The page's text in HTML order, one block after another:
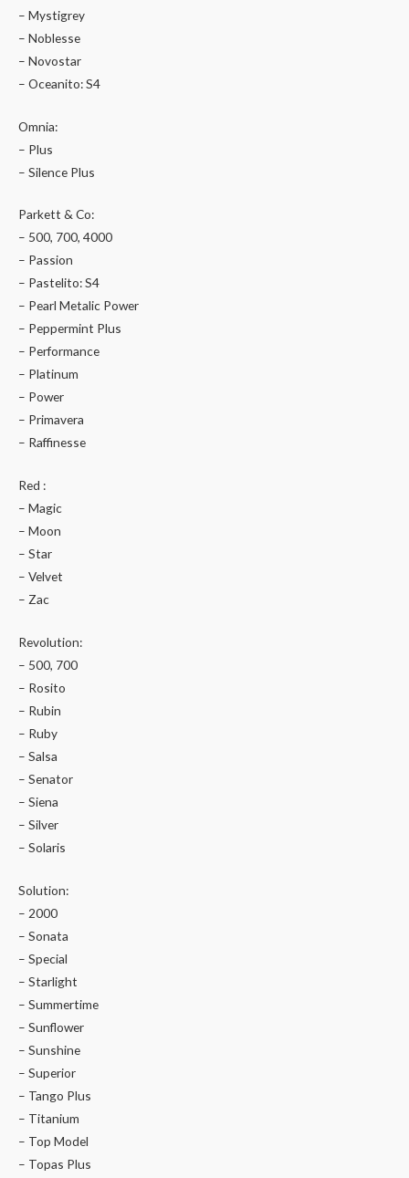
– Mystigrey
– Noblesse
– Novostar
– Oceanito: S4
Omnia:
– Plus
– Silence Plus
Parkett & Co:
– 500, 700, 4000
– Passion
– Pastelito: S4
– Pearl Metalic Power
– Peppermint Plus
– Performance
– Platinum
– Power
– Primavera
– Raffinesse
Red :
– Magic
– Moon
– Star
– Velvet
– Zac
Revolution:
– 500, 700
– Rosito
– Rubin
– Ruby
– Salsa
– Senator
– Siena
– Silver
– Solaris
Solution:
– 2000
– Sonata
– Special
– Starlight
– Summertime
– Sunflower
– Sunshine
– Superior
– Tango Plus
– Titanium
– Top Model
– Topas Plus